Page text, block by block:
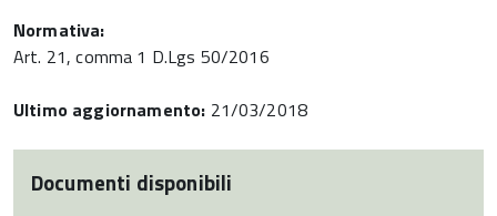
Normativa:
Art. 21, comma 1 D.Lgs 50/2016
Ultimo aggiornamento: 21/03/2018
Documenti disponibili